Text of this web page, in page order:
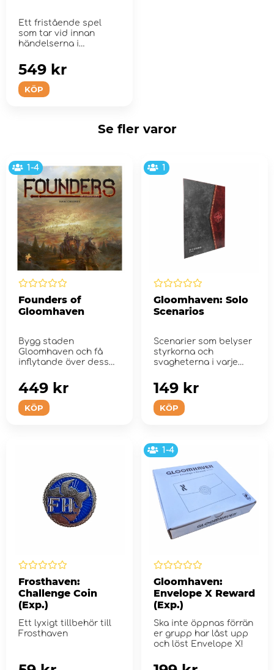
Ett fristående spel
som tar vid innan
händelserna i
förenk...
KÖP
549 kr
Se fler varor
1-4
Founders of
Gloomhaven
Bygg staden
Gloomhaven och få
inflytande över dess
KÖP
449 kr
1
Gloomhaven: Solo
Scenarios
Scenarier som belyser
styrkorna och
svagheterna i varje
KÖP
149 kr
Frosthaven:
Challenge Coin
(Exp.)
Ett lyxigt tillbehör till
Frosthaven
1-4
Gloomhaven:
Envelope X Reward
(Exp.)
Ska inte öppnas förrän
er grupp har låst upp
och löst Envelope X!